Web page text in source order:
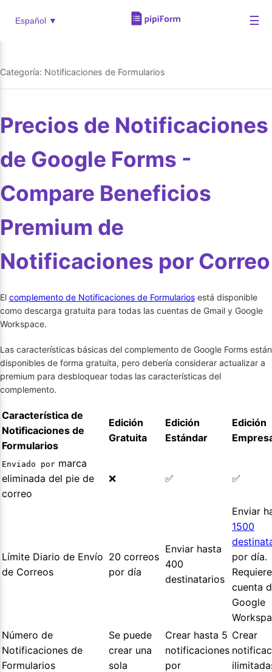
Español ▼ ☰
Categoría: Notificaciones de Formularios
Precios de Notificaciones
de Google Forms -
Compare Beneficios
Premium de
Notificaciones por Correo
El complemento de Notificaciones de Formulariosestá disponible
como descarga gratuita para todas las cuentas de Gmail y Google
Workspace.
Las características básicas del complemento de Google Forms están
disponibles de forma gratuita, pero debería considerar actualizar a
premium para desbloquear todas las características del
complemento.
Característica de
Notificaciones de
Formularios
Edición
Gratuita
Edición
Estándar
Edición
Enviado pormarca
eliminada del pie de
correo
❌ ✅ ✅
Límite Diario de Envío
de Correos
20 correos
por día
Enviar hasta
400
destinatarios
Enviar
1500
por día.
Requiere
cuenta
Google
Número de
Notificaciones de
Formularios
Se puede
crear una
sola
Crear hasta 5
notificaciones
por
Crear